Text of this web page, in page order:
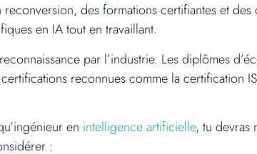
reconversion, des formations certifiantes et
en IA tout en travaillant.
par l’industrie. Les diplômes
reconnues comme la certification
en intelligence artificielle, tu devras
: